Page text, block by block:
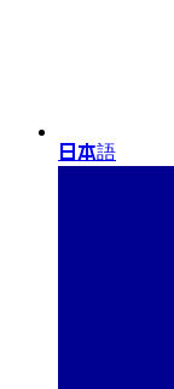
日本語